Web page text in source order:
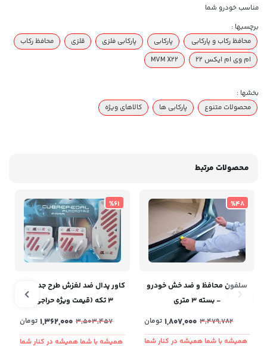
مناسب خودرو شما
برچسبها :
محافظ رکاب و پارکابی
پارکابی پارکابی فلزی قلزی
محافظ رکاب
ام وی ام ایکس ۲۲
MVM X22
بخشها :
محصولات متنوع
پارکابی ها کالاهای ویژه
محصولات مرتبط
%48
سلفون محافظ و ضد خش خودرو
- بسته ۳ متری
3,479,782
1,807,000 تومان
همیشه با شما همیشه در کنار شما
%61
۳ تکه (قیمت ویژه حراجی)
3,503,457
1,362,000 تومان
همیشه با شما همیشه در کنار شما